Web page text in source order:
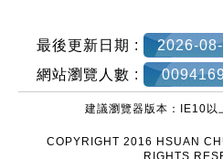
最後更新日期 :
2026-
網站瀏覽人數 :
建議瀏覽器版本：IE10以
COPYRIGHT 2016 HSUAN
RIGHTS